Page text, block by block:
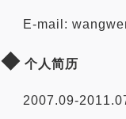
E-mail:
◆ 个人简历
2007.09-